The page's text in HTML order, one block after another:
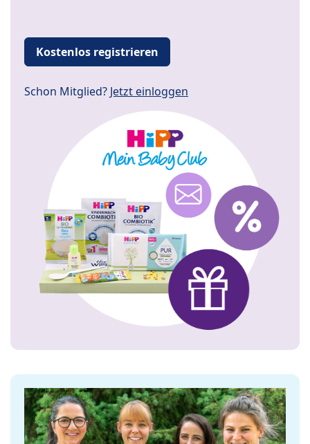
Kostenlos registrieren
Schon Mitglied? Jetzt einloggen